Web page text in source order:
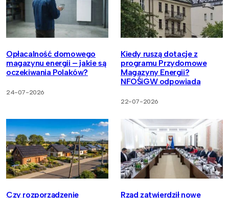
Opłacalność domowego
magazynu energii – jakie są
oczekiwania Polaków?
24-07-2026
Kiedy ruszą dotacje z
programu Przydomowe
Magazyny Energii?
NFOŚiGW odpowiada
22-07-2026
Czy rozporządzenie
Rząd zatwierdził nowe